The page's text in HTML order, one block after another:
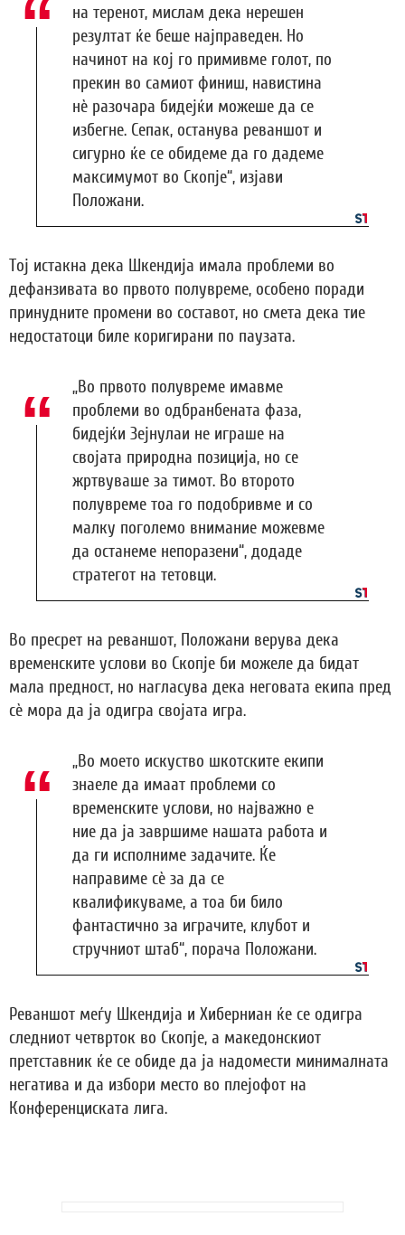
на теренот, мислам дека нерешен
резултат ќе беше најправеден. Но
начинот на кој го примивме голот, по
прекин во самиот финиш, навистина
нè разочара бидејќи можеше да се
избегне. Сепак, останува реваншот и
сигурно ќе се обидеме да го дадеме
максимумот во Скопје“, изјави
Положани.
Тој истакна дека Шкендија имала проблеми во
дефанзивата во првото полувреме, особено поради
принудните промени во составот, но смета дека тие
недостатоци биле коригирани по паузата.
„Во првото полувреме имавме
проблеми во одбранбената фаза,
бидејќи Зејнулаи не играше на
својата природна позиција, но се
жртвуваше за тимот. Во второто
полувреме тоа го подобривме и со
малку поголемо внимание можевме
да останеме непоразени“, додаде
стратегот на тетовци.
Во пресрет на реваншот, Положани верува дека
временските услови во Скопје би можеле да бидат
мала предност, но нагласува дека неговата екипа пред
сè мора да ја одигра својата игра.
„Во моето искуство шкотските екипи
знаеле да имаат проблеми со
временските услови, но најважно е
ние да ја завршиме нашата работа и
да ги исполниме задачите. Ќе
направиме сè за да се
квалификуваме, а тоа би било
фантастично за играчите, клубот и
стручниот штаб“, порача Положани.
Реваншот меѓу Шкендија и Хиберниан ќе се одигра
следниот четврток во Скопје, а македонскиот
претставник ќе се обиде да ја надомести минималната
негатива и да избори место во плејофот на
Конференциската лига.